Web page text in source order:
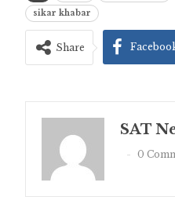
sikar khabar
Share
SAT
0